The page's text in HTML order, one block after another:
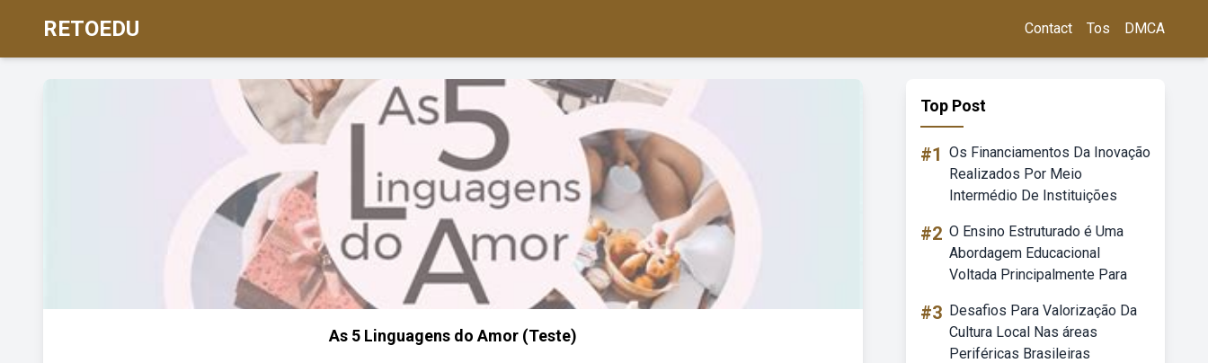
RETOEDU Contact Tos DMCA
As 5 Linguagens do Amor (Teste)
Top Post
#1 Os Financiamentos Da Inovação
Realizados Por Meio
Intermédio De Instituições
#2 O Ensino Estruturado é Uma
Abordagem Educacional
Voltada Principalmente Para
#3 Desafios Para Valorização Da
Cultura Local Nas áreas
Periféricas Brasileiras